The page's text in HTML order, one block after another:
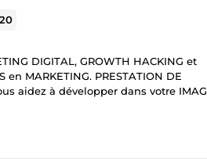
DIGITAL, GROWTH HACKING et
IMAGE
le business sur internet et un mental